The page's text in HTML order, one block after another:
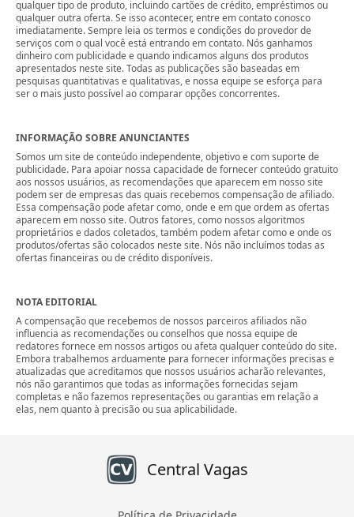
qualquer tipo de produto, incluindo cartões de crédito, empréstimos ou
qualquer outra oferta. Se isso acontecer, entre em contato conosco
imediatamente. Sempre leia os termos e condições do provedor de
serviços com o qual você está entrando em contato. Nós ganhamos
dinheiro com publicidade e quando indicamos alguns dos produtos
apresentados neste site. Todas as publicações são baseadas em
pesquisas quantitativas e qualitativas, e nossa equipe se esforça para
ser o mais justo possível ao comparar opções concorrentes.
INFORMAÇÃO SOBRE ANUNCIANTES
Somos um site de conteúdo independente, objetivo e com suporte de
publicidade. Para apoiar nossa capacidade de fornecer conteúdo gratuito
aos nossos usuários, as recomendações que aparecem em nosso site
podem ser de empresas das quais recebemos compensação de afiliado.
Essa compensação pode afetar como, onde e em que ordem as ofertas
aparecem em nosso site. Outros fatores, como nossos algoritmos
proprietários e dados coletados, também podem afetar como e onde os
produtos/ofertas são colocados neste site. Nós não incluímos todas as
ofertas financeiras ou de crédito disponíveis.
NOTA EDITORIAL
A compensação que recebemos de nossos parceiros afiliados não
influencia as recomendações ou conselhos que nossa equipe de
redatores fornece em nossos artigos ou afeta qualquer conteúdo do site.
Embora trabalhemos arduamente para fornecer informações precisas e
atualizadas que acreditamos que nossos usuários acharão relevantes,
nós não garantimos que todas as informações fornecidas sejam
completas e não fazemos representações ou garantias em relação a
elas, nem quanto à precisão ou sua aplicabilidade.
Central Vagas